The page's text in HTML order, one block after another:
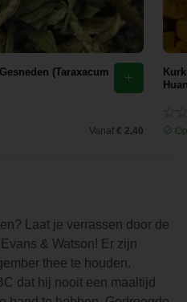
(Taraxacum
Vanaf € 2,40
Laat je verrassen door de
& Watson! Er zijn
thee te houden.
dat hij nooit een maaltijd